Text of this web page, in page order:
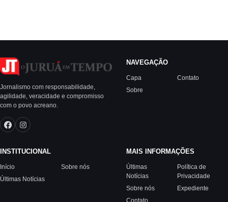
Jornalismo com responsabilidade,
agilidade, veracidade e compromisso
com o povo acreano.
NAVEGAÇÃO
Capa
Sobre
Contato
INSTITUCIONAL
Início
Últimas Notícias
Sobre nós
MAIS INFORMAÇÕES
Últimas
Notícias
Sobre nós
Política de
Privacidade
Expediente